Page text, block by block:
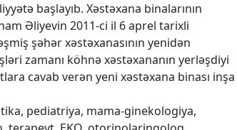
başlayıb. Xəstəxana binalarının
Əliyevin 2011-ci il 6 aprel tarixli
şəhər xəstəxanasının yenidən
zamanı köhnə xəstəxananın yerləşdiyi
cavab verən yeni xəstəxana binası inşa
pediatriya, mama-ginekologiya,